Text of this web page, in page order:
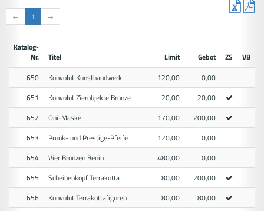
← 1 →
Katalog-
Nr.
Titel Limit Gebot ZS
VB
650
Konvolut Kunsthandwerk 120,00
0,00
651
Konvolut Zierobjekte Bronze 20,00
20,00
652
Oni-Maske 170,00
200,00
653
Prunk- und Prestige-Pfeife 120,00
0,00
654
Vier Bronzen Benin 480,00
0,00
655
Scheibenkopf Terrakotta 80,00
200,00
656
Konvolut Terrakottafiguren 80,00
80,00